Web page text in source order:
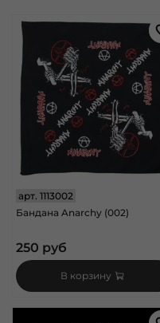
арт. 1113002
Бандана Anarchy (002)
250 руб
В корзину